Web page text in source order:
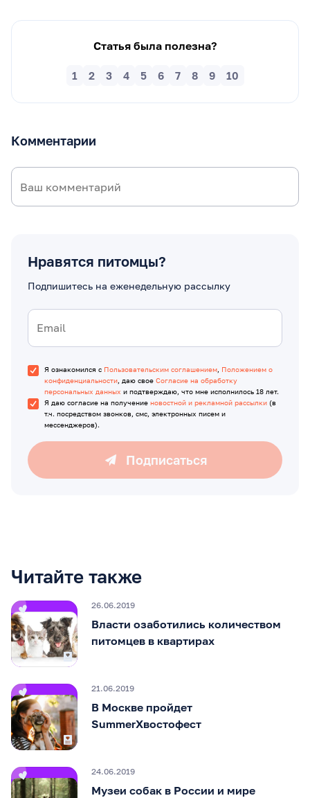
Статья была полезна?
10
9
8
7
6
5
4
3
2
1
Комментарии
Нравятся питомцы?
Подпишитесь на еженедельную рассылку
Я ознакомился с Пользовательским соглашением, Положением о
конфиденциальности, даю свое Согласие на обработку
персональных данных и подтверждаю, что мне исполнилось 18 лет.
Я даю согласие на получение новостной и рекламной рассылки (в
т.ч. посредством звонков, смс, электронных писем и
мессенджеров).
Подписаться
Читайте также
26.06.2019
Власти озаботились количеством
питомцев в квартирах
21.06.2019
В Москве пройдет
SummerХвостофест
24.06.2019
Музеи собак в России и мире